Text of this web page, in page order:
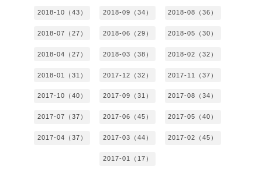
2018-10（43） 2018-09（34） 2018-08（36）
2018-07（27） 2018-06（29） 2018-05（30）
2018-04（27） 2018-03（38） 2018-02（32）
2018-01（31） 2017-12（32） 2017-11（37）
2017-10（40） 2017-09（31） 2017-08（34）
2017-07（37） 2017-06（45） 2017-05（40）
2017-04（37） 2017-03（44） 2017-02（45）
2017-01（17）